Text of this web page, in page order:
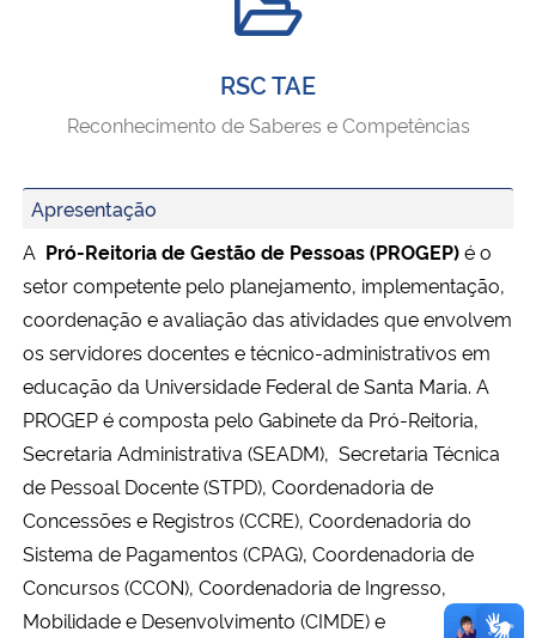
RSC TAE
Reconhecimento de Saberes e Competências
Apresentação
A Pró-Reitoria de Gestão de Pessoas (PROGEP)é o
setor competente pelo planejamento, implementação,
coordenação e avaliação das atividades que envolvem
os servidores docentes e técnico-administrativos em
educação da Universidade Federal de Santa Maria. A
PROGEP é composta pelo Gabinete da Pró-Reitoria,
Secretaria Administrativa (SEADM), Secretaria Técnica
de Pessoal Docente (STPD), Coordenadoria de
Concessões e Registros (CCRE), Coordenadoria do
Sistema de Pagamentos (CPAG), Coordenadoria de
Concursos (CCON), Coordenadoria de Ingresso,
Mobilidade e Desenvolvimento (CIMDE) e